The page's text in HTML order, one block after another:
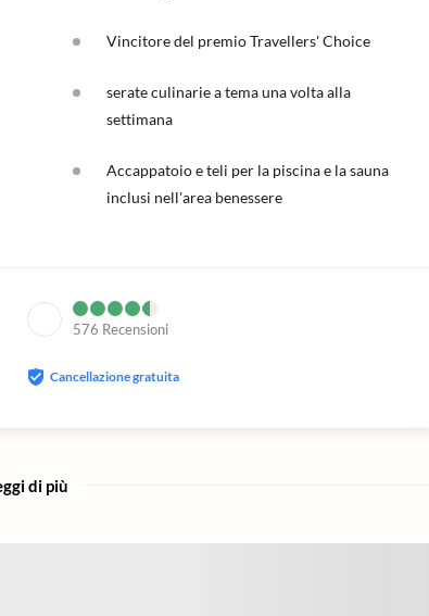
Vincitore del premio Travellers' Choice
serate culinarie a tema una volta alla
settimana
Accappatoio e teli per la piscina e la sauna
inclusi nell'area benessere
576 Recensioni
Cancellazione gratuita
di più